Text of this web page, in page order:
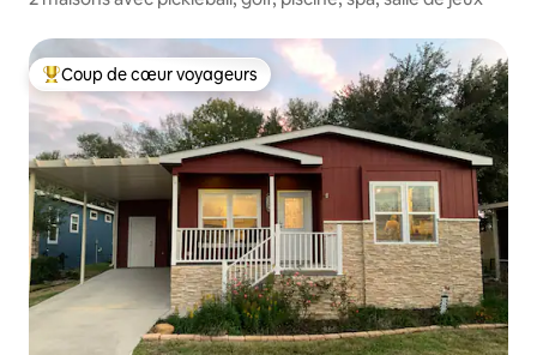
Coups de cœur voyageurs les plus appréciés
Coup de cœur voyageurs